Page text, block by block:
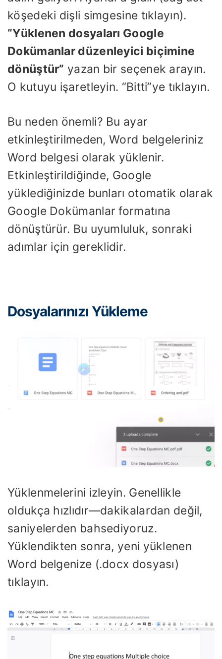
köşedeki dişli simgesine tıklayın).
“Yüklenen dosyaları Google
Dokümanlar düzenleyici biçimine
dönüştür” yazan bir seçenek arayın.
O kutuyu işaretleyin. “Bitti”ye tıklayın.
Bu neden önemli? Bu ayar
etkinleştirilmeden, Word belgeleriniz
Word belgesi olarak yüklenir.
Etkinleştirildiğinde, Google
yüklediğinizde bunları otomatik olarak
Google Dokümanlar formatına
dönüştürür. Bu uyumluluk, sonraki
adımlar için gereklidir.
Dosyalarınızı Yükleme
Yüklenmelerini izleyin. Genellikle
oldukça hızlıdır—dakikalardan değil,
saniyelerden bahsediyoruz.
Yüklendikten sonra, yeni yüklenen
Word belgenize (.docx dosyası)
tıklayın.